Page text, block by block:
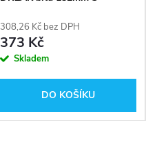
1/4 ´´ Milwaukee Shockwave
Impact Duty™ 4932471824
308,26 Kč bez DPH
373 Kč
Skladem
DO KOŠÍKU